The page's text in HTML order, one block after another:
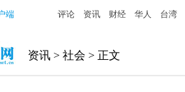
端 评论 资讯 财经 华人 台湾
资讯 > 社会 > 正文